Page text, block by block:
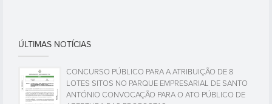
ÚLTIMAS NOTÍCIAS
CONCURSO PÚBLICO PARA A ATRIBUIÇÃO DE 8
LOTES SITOS NO PARQUE EMPRESARIAL DE SANTO
ANTÓNIO CONVOCAÇÃO PARA O ATO PÚBLICO DE